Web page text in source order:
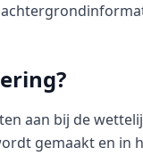
aan bij de
gemaakt en in